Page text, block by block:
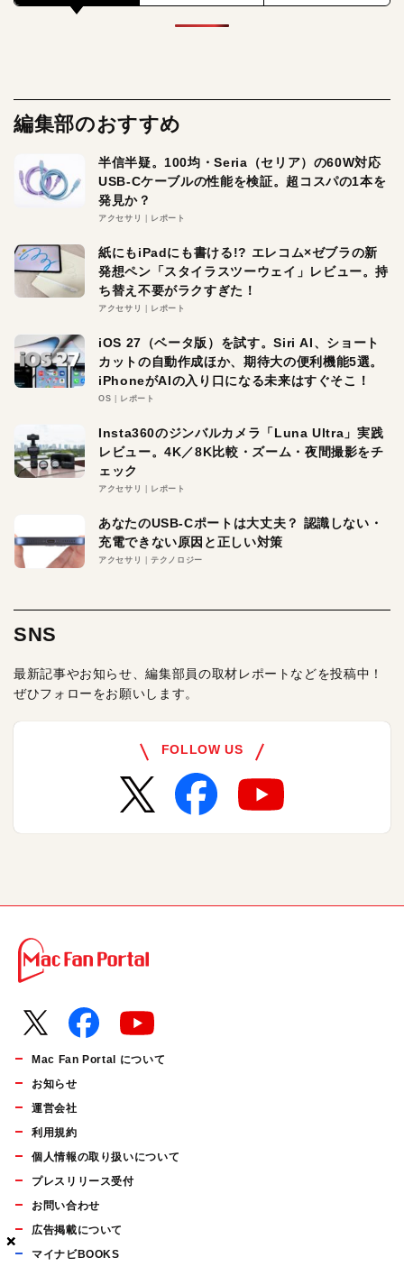
×
×
×
編集部のおすすめ
半信半疑。100均・Seria（セリア）の60W対応
USB-Cケーブルの性能を検証。超コスパの1本を
発見か？
アクセサリ レポート
紙にもiPadにも書ける!? エレコム×ゼブラの新
発想ペン「スタイラスツーウェイ」レビュー。持
ち替え不要がラクすぎた！
アクセサリ レポート
iOS 27（ベータ版）を試す。Siri AI、ショート
カットの自動作成ほか、期待大の便利機能5選。
iPhoneがAIの入り口になる未来はすぐそこ！
OS レポート
Insta360のジンバルカメラ「Luna Ultra」実践
レビュー。4K／8K比較・ズーム・夜間撮影をチ
ェック
アクセサリ レポート
あなたのUSB-Cポートは大丈夫？ 認識しない・
充電できない原因と正しい対策
アクセサリ テクノロジー
SNS
最新記事やお知らせ、編集部員の取材レポートなどを投稿中！
ぜひフォローをお願いします。
FOLLOW US
Mac Fan Portal について
お知らせ
運営会社
利用規約
個人情報の取り扱いについて
プレスリリース受付
お問い合わせ
広告掲載について
マイナビBOOKS